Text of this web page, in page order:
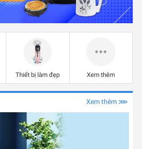
Thiết bị làm đẹp Xem thêm
Xem thêm ⋙